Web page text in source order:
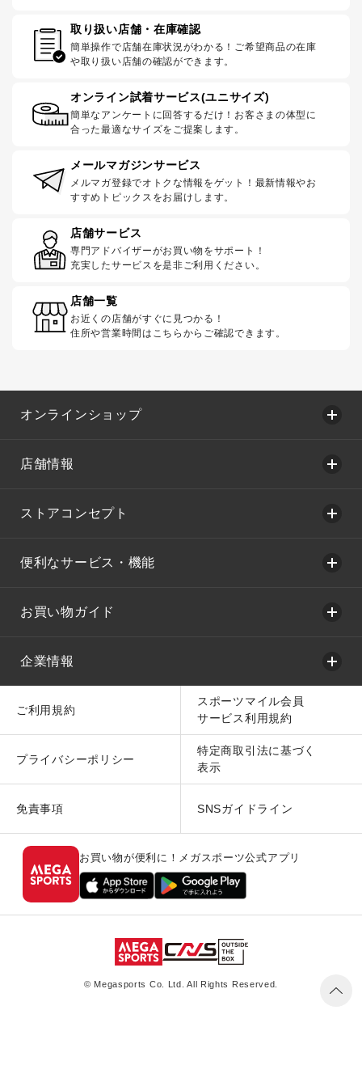
取り扱い店舗・在庫確認
簡単操作で店舗在庫状況がわかる！ご希望商品の在庫
や取り扱い店舗の確認ができます。
オンライン試着サービス(ユニサイズ)
簡単なアンケートに回答するだけ！お客さまの体型に
合った最適なサイズをご提案します。
メールマガジンサービス
メルマガ登録でオトクな情報をゲット！最新情報やお
すすめトピックスをお届けします。
店舗サービス
専門アドバイザーがお買い物をサポート！
充実したサービスを是非ご利用ください。
店舗一覧
お近くの店舗がすぐに見つかる！
住所や営業時間はこちらからご確認できます。
オンラインショップ
店舗情報
ストアコンセプト
便利なサービス・機能
お買い物ガイド
企業情報
ご利用規約
スポーツマイル会員
サービス利用規約
プライバシーポリシー
特定商取引法に基づく
表示
免責事項 SNSガイドライン
お買い物が便利に！メガスポーツ公式アプリ
© Megasports Co. Ltd. All Rights Reserved.